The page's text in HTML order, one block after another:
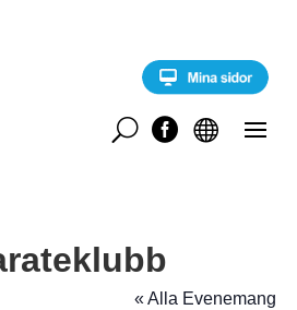


U
« Alla Evenemang